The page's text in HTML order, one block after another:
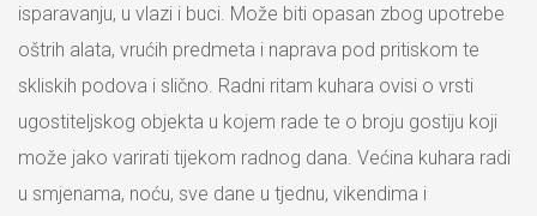
isparavanju, u vlazi i buci. Može biti opasan zbog upotrebe
oštrih alata, vrućih predmeta i naprava pod pritiskom te
skliskih podova i slično. Radni ritam kuhara ovisi o vrsti
ugostiteljskog objekta u kojem rade te o broju gostiju koji
može jako varirati tijekom radnog dana. Većina kuhara radi
u smjenama, noću, sve dane u tjednu, vikendima i